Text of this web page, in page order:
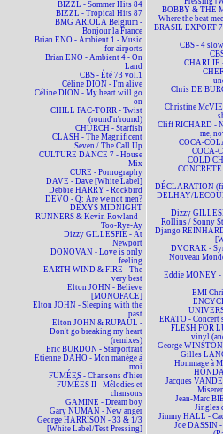
BIZZL - Sommer Hits 84
BIZZL - Tropical Hits 87
BMG ARIOLA Belgium -
Bonjour la France
Brian ENO - Ambient 1 - Music
for airports
Brian ENO - Ambient 4 - On
Land
CBS - Été 73 vol.1
Céline DION - I'm alive
Céline DION - My heart will go
on
CHILL FAC-TORR - Twist
(round'n'round)
CHURCH - Starfish
CLASH - The Magnificent
Seven / The Call Up
CULTURE DANCE 7 - House
Mix
CURE - Pornography
DAVE - Dave [White Label]
Debbie HARRY - Rockbird
DEVO - Q: Are we not men?
DEXYS MIDNIGHT
RUNNERS & Kevin Rowland -
Too-Rye-Ay
Dizzy GILLESPIE - At
Newport
DONOVAN - Love is only
feeling
EARTH WIND & FIRE - The
very best
Elton JOHN - Believe
[MONOFACE]
Elton JOHN - Sleeping with the
past
Elton JOHN & RUPAUL -
Don't go breaking my heart
(remixes)
Eric BURDON - Starportrait
Etienne DAHO - Mon manège à
moi
FUMÉES - Chansons d'hier
FUMÉES II - Mélodies et
chansons
GAMINE - Dream boy
Gary NUMAN - New anger
George HARRISON - 33 & 1/3
[White Label/Test Pressing]
BOBBY & THE
Where the beat
BRASIL EXPORT
CBS - 4
CHARLIE
Chris DE
Christine
Cliff RICHARD -
me,
COCA-
COCA-
COLD
DÉCLARATION
DELHAY/
Dizzy
Rollins / Sonny
Django
DVORAK -
Nouveau
Eddie MONEY -
EMI
ERATO - Concert
FLESH FOR
vinyl
George WINSTON
Gilles
Hommage à
Jacques
Jean-Marc
Jingles
Jimmy HALL -
Joe DASSIN